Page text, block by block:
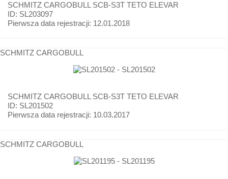
SCHMITZ CARGOBULL SCB-S3T TETO ELEVAR
ID: SL203097
Pierwsza data rejestracji: 12.01.2018
SCHMITZ CARGOBULL
SCHMITZ CARGOBULL SCB-S3T TETO ELEVAR
ID: SL201502
Pierwsza data rejestracji: 10.03.2017
SCHMITZ CARGOBULL